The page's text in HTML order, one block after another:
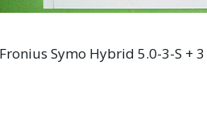
Symo Hybrid 5.0-3-S + 3